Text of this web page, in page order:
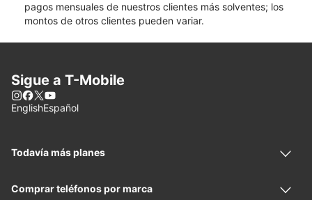
pagos mensuales de nuestros clientes más solventes; los
montos de otros clientes pueden variar.